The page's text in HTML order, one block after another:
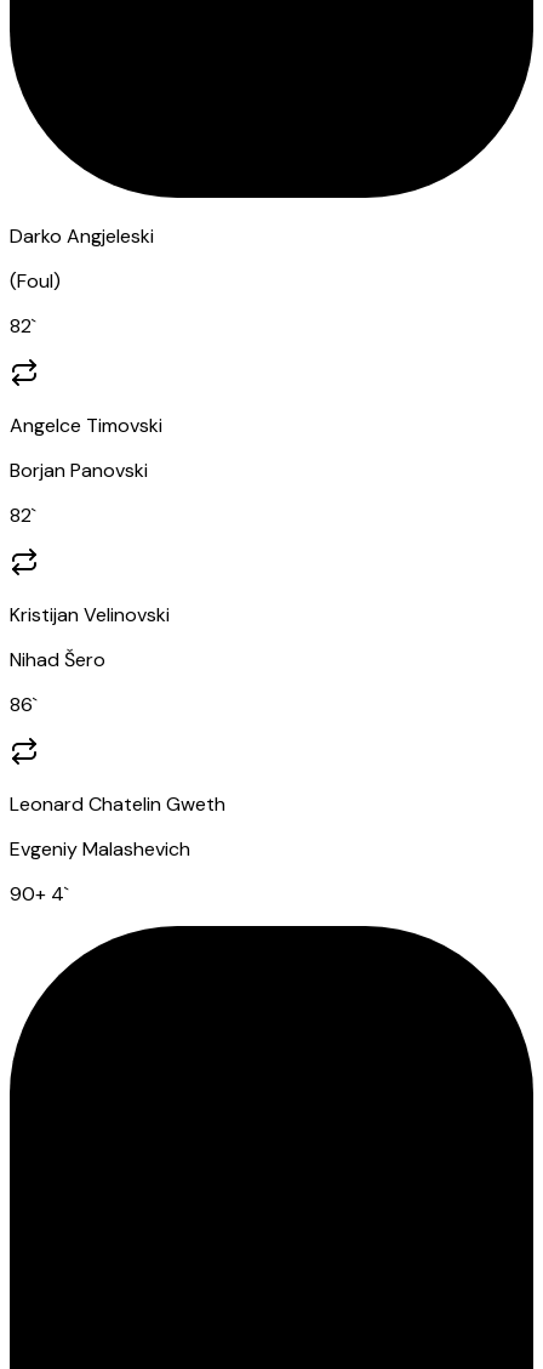
Darko Angjeleski
(Foul)
82`
Angelce Timovski
Borjan Panovski
82`
Kristijan Velinovski
Nihad Šero
86`
Leonard Chatelin Gweth
Evgeniy Malashevich
90+ 4`